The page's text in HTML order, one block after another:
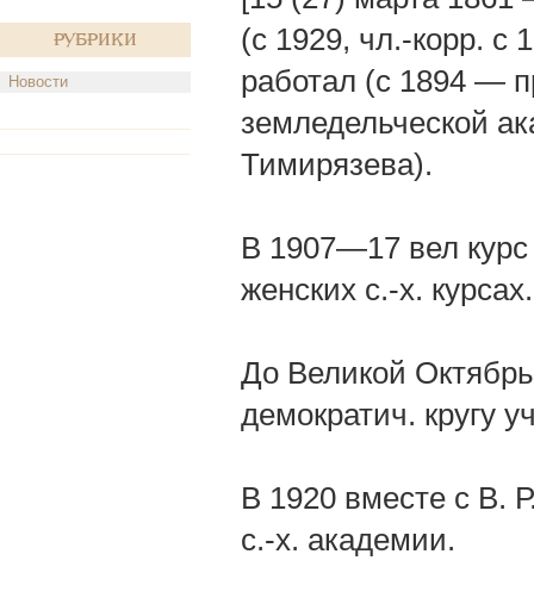
Рубрики
Новости
(с 1929, чл.-корр. с
работал (с 1894 —
земледельческой
Тимирязева).
В 1907—17 вел
женских с.-х. курсах.
До Великой
демократич. кругу
В 1920 вместе с В.
с.-х. академии.